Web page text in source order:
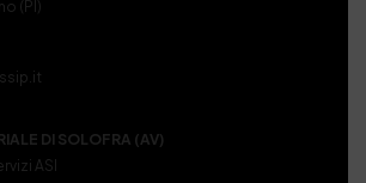
(PI)
DI SOLOFRA (AV)
ASI